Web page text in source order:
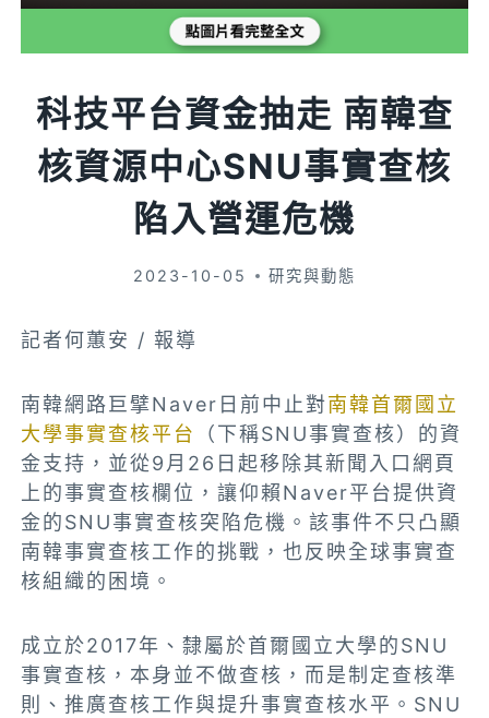
科技平台資金抽走 南韓查
核資源中心SNU事實查核
陷入營運危機
2023-10-05 研究與動態
記者何蕙安 / 報導
南韓網路巨擘Naver日前中止對南韓首爾國立
大學事實查核平台
（下稱SNU事實查核）的資
金支持，並從9月26日起移除其新聞入口網頁
上的事實查核欄位，讓仰賴Naver平台提供資
金的SNU事實查核突陷危機。該事件不只凸顯
南韓事實查核工作的挑戰，也反映全球事實查
核組織的困境。
成立於2017年、隸屬於首爾國立大學的SNU
事實查核，本身並不做查核，而是制定查核準
則、推廣查核工作與提升事實查核水平。SNU